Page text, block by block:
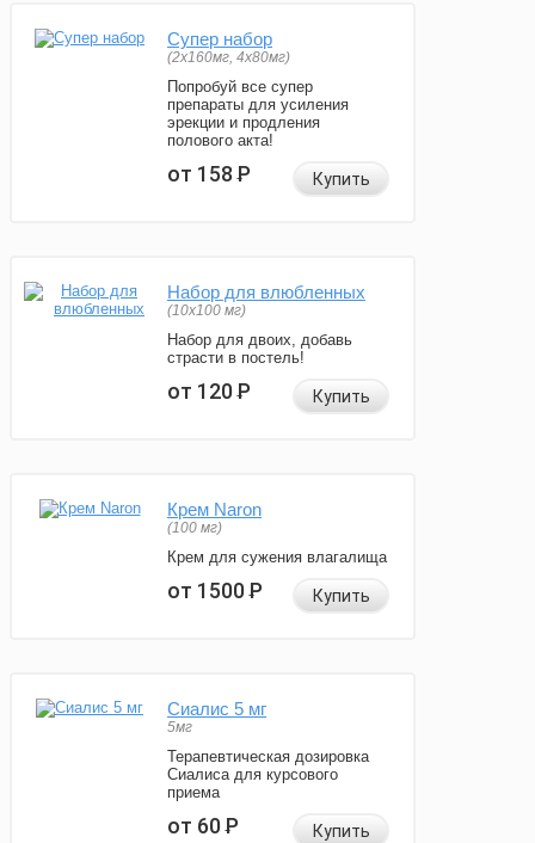
Супер набор
(2х160мг, 4х80мг)
Попробуй все супер
препараты для усиления
эрекции и продления
полового акта!
от 158Р Купить
Набор для влюбленных
(10х100 мг)
Набор для двоих, добавь
страсти в постель!
от 120Р Купить
Крем Naron
(100 мг)
Крем для сужения влагалища
от 1500Р Купить
Сиалис 5 мг
5мг
Терапевтическая дозировка
Сиалиса для курсового
приема
от 60Р Купить